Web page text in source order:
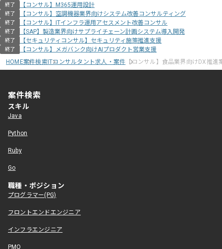
終了 【コンサル】M365運用設計
終了 【コンサル】空調機器業界向けシステム改善コンサルティング
終了 【コンサル】ITインフラ運用アセスメント改善コンサル
終了 【SAP】製造業界向けサプライチェーン計画システム導入開発
終了 【セキュリティコンサル】セキュリティ施策推進支援
終了
【コンサル】メガバンク向けAIプロダクト営業支援
HOME案件検索ITコンサルタント求人・案件 【コンサル】食品業界向けDX推進
案件検索
スキル
Java
Python
Ruby
Go
職種・ポジション
プログラマー(PG)
フロントエンドエンジニア
インフラエンジニア
PMO